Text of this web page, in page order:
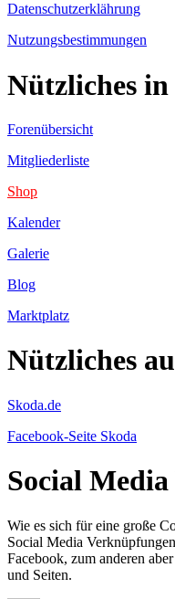
Datenschutzerklährung
Nutzungsbestimmungen
Nützliches
Forenübersicht
Mitgliederliste
Shop
Kalender
Galerie
Blog
Marktplatz
Nützliches
Skoda.de
Facebook-Seite Skoda
Social
Wie es sich für eine große
Social Media
Facebook, zum anderen
und Seiten.